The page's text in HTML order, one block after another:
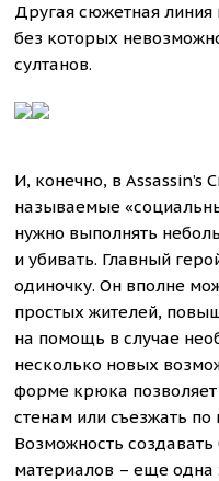
Другая сюжетная
без которых
султанов.
И, конечно, в Assassin’s
называемые
нужно выполнять
и убивать. Главный
одиночку. Он вполне
простых жителей,
на помощь в случае
несколько новых
форме крюка
стенам или съезжать по
Возможность
материалов – еще одна